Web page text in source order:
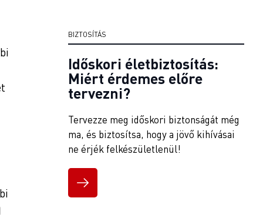
BIZTOSÍTÁS
Időskori életbiztosítás:
Miért érdemes előre
tervezni?
Tervezze meg időskori biztonságát még
ma, és biztosítsa, hogy a jövő kihívásai
ne érjék felkészületlenül!